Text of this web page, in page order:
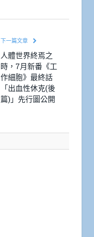
下一篇文章
人體世界終焉之
時，7月新番《工
作細胞》最終話
「出血性休克(後
篇)」先行圖公開